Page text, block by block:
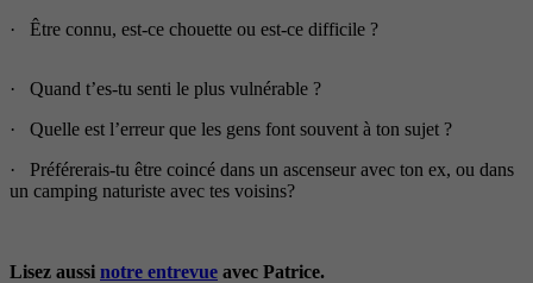
· Être connu, est-ce chouette ou est-ce difficile ?
· Quand t’es-tu senti le plus vulnérable ?
· Quelle est l’erreur que les gens font souvent à ton sujet ?
· Préférerais-tu être coincé dans un ascenseur avec ton ex, ou dans
un camping naturiste avec tes voisins?
Lisez aussi notre entrevue avec Patrice.